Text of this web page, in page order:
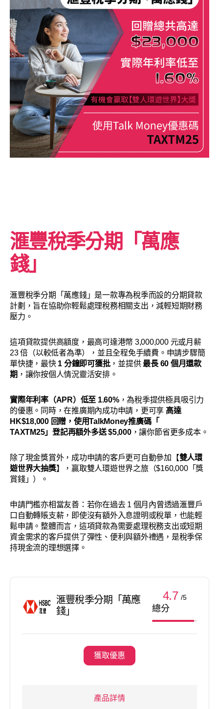
滙豐稅季分期「萬應
錢」
滙豐稅季分期「萬應錢」是一款專為稅季而設的分期貸款
計劃，旨在協助你輕鬆處理稅務相關支出，減輕短期財務
壓力。
這項貸款提供高額度，最高可達港幣 3,000,000 元或月薪
23 倍（以較低者為準），並且全程免手續費。申請步驟簡
單快捷，最快 1 分鐘即可獲批，並提供 最長 60 個月還款
期 ，讓你按個人情況靈活安排。
實際年利率（APR）低至 1.60%，為稅季提供極具吸引力
的優惠。同時，在推廣期內成功申請，更可享 高達
HK$18,000 回贈，使用TalkMoney推廣碼「
TAXTM25」登記再額外多送 $5,000，讓你節省更多成本。
除了現金獎賞外，成功申請的客戶更可自動參加【雙人環
遊世界大抽獎】，贏取雙人環遊世界之旅（$160,000「獎
賞錢」）。
申請門檻亦相當友善：若你在過去 1 個月內曾透過滙豐戶
口自動轉賬支薪，即使沒有額外入息證明或稅單，也能輕
鬆申請。整體而言，這項貸款為需要處理稅務支出或短期
資金需求的客戶提供了彈性、便利與額外禮遇，是稅季保
持現金流的理想選擇。
滙豐稅季分期「萬應
錢」
4.7 /5
總分
獲取優惠
產品詳情